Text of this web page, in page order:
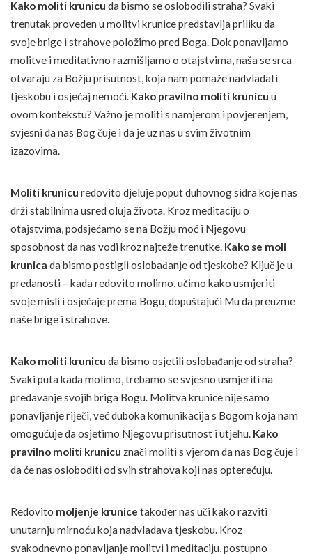
Kako moliti krunicu da bismo se oslobodili straha? Svaki
trenutak proveden u molitvi krunice predstavlja priliku da
svoje brige i strahove položimo pred Boga. Dok ponavljamo
molitve i meditativno razmišljamo o otajstvima, naša se srca
otvaraju za Božju prisutnost, koja nam pomaže nadvladati
tjeskobu i osjećaj nemoći. Kako pravilno moliti krunicu u
ovom kontekstu? Važno je moliti s namjerom i povjerenjem,
svjesni da nas Bog čuje i da je uz nas u svim životnim
izazovima.
Moliti krunicu redovito djeluje poput duhovnog sidra koje nas
drži stabilnima usred oluja života. Kroz meditaciju o
otajstvima, podsjećamo se na Božju moć i Njegovu
sposobnost da nas vodi kroz najteže trenutke. Kako se moli
krunica da bismo postigli oslobađanje od tjeskobe? Ključ je u
predanosti – kada redovito molimo, učimo kako usmjeriti
svoje misli i osjećaje prema Bogu, dopuštajući Mu da preuzme
naše brige i strahove.
Kako moliti krunicu da bismo osjetili oslobađanje od straha?
Svaki puta kada molimo, trebamo se svjesno usmjeriti na
predavanje svojih briga Bogu. Molitva krunice nije samo
ponavljanje riječi, već duboka komunikacija s Bogom koja nam
omogućuje da osjetimo Njegovu prisutnost i utjehu. Kako
pravilno moliti krunicu znači moliti s vjerom da nas Bog čuje i
da će nas osloboditi od svih strahova koji nas opterećuju.
Redovito moljenje krunice također nas uči kako razviti
unutarnju mirnoću koja nadvladava tjeskobu. Kroz
svakodnevno ponavljanje molitvi i meditaciju, postupno